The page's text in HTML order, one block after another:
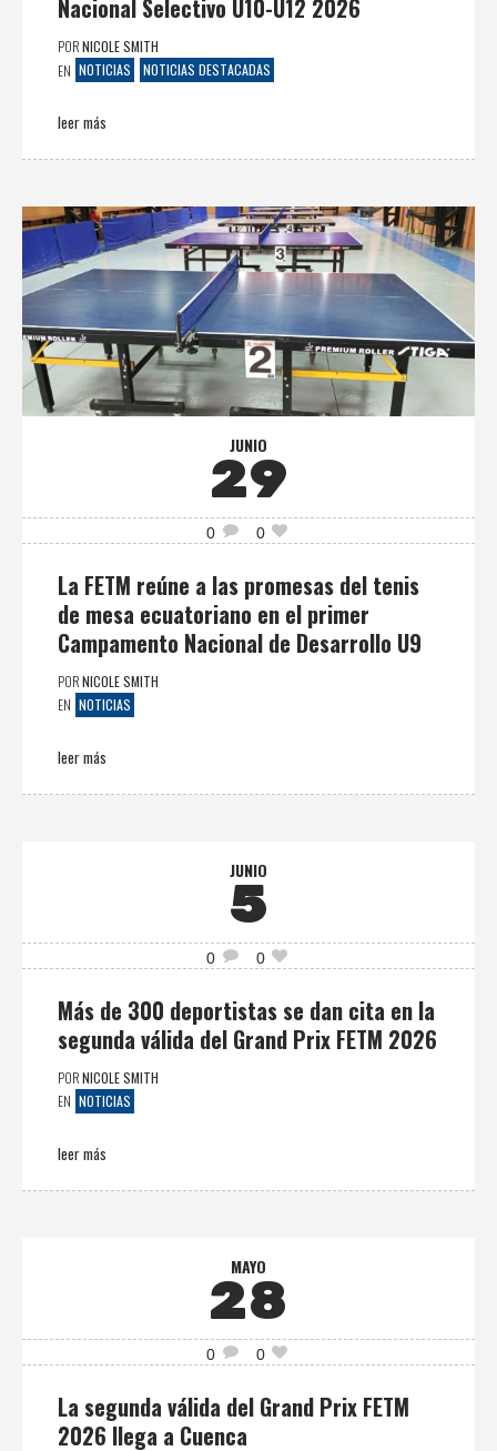
Nacional Selectivo U10-U12 2026
PORNICOLE SMITH
EN NOTICIAS NOTICIAS DESTACADAS
leer más
JUNIO
29
0 0
La FETM reúne a las promesas del tenis
de mesa ecuatoriano en el primer
Campamento Nacional de Desarrollo U9
PORNICOLE SMITH
EN NOTICIAS
leer más
JUNIO
5
0 0
Más de 300 deportistas se dan cita en la
segunda válida del Grand Prix FETM 2026
PORNICOLE SMITH
EN NOTICIAS
leer más
MAYO
28
0 0
La segunda válida del Grand Prix FETM
2026 llega a Cuenca